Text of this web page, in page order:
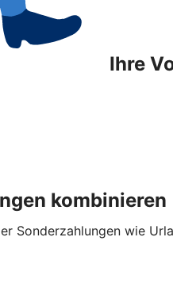
Ihre
kombinieren
Sonderzahlungen wie